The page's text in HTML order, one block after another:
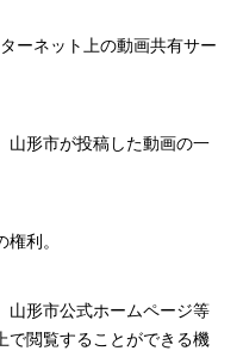
ーネット上の動画共有サー
山形市が投稿した動画の一
利。
山形市公式ホームページ等
で閲覧することができる機